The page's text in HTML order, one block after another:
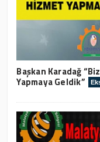
Başkan Karadağ
Yapmaya Geldik”